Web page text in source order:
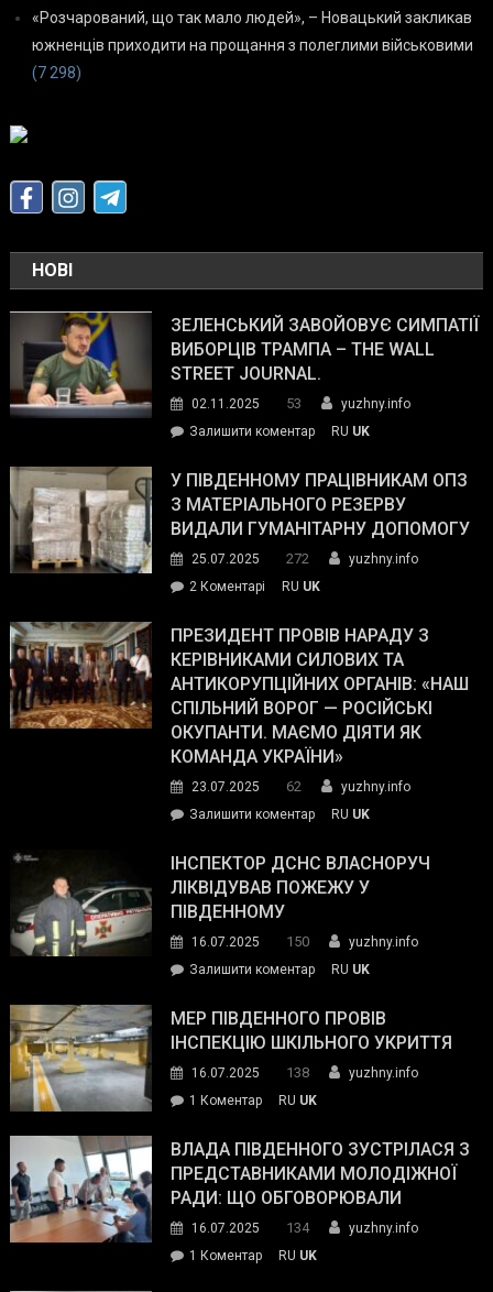
«Розчарований, що так мало людей», – Новацький закликав
южненців приходити на прощання з полеглими військовими
(7 298)
НОВІ
ЗЕЛЕНСЬКИЙ ЗАВОЙОВУЄ СИМПАТІЇ
ВИБОРЦІВ ТРАМПА – THE WALL
STREET JOURNAL.
02.11.2025 53
yuzhny.info
Залишити коментарon
завойовує
симпатії
виборців
The
Street
Journal.
RU UK
У ПІВДЕННОМУ ПРАЦІВНИКАМ ОПЗ
З МАТЕРІАЛЬНОГО РЕЗЕРВУ
ВИДАЛИ ГУМАНІТАРНУ ДОПОМОГУ
25.07.2025 272
yuzhny.info
2 Коментарі
Південному
працівникам
ОПЗ
з
матеріального
резерву
гуманітарну
допомогу
RU UK
ПРЕЗИДЕНТ ПРОВІВ НАРАДУ З
КЕРІВНИКАМИ СИЛОВИХ ТА
АНТИКОРУПЦІЙНИХ ОРГАНІВ: «НАШ
СПІЛЬНИЙ ВОРОГ — РОСІЙСЬКІ
ОКУПАНТИ. МАЄМО ДІЯТИ ЯК
КОМАНДА УКРАЇНИ»
23.07.2025 62
yuzhny.info
Залишити коментарon
провів
нараду
силових
та
органів:
«Наш
спільний
окупанти.
Маємо
діяти
команда
RU UK
ІНСПЕКТОР ДСНС ВЛАСНОРУЧ
ЛІКВІДУВАВ ПОЖЕЖУ У
ПІВДЕННОМУ
16.07.2025 150
yuzhny.info
Залишити коментарon
ДСНС
власноруч
пожежу
у
RU UK
МЕР ПІВДЕННОГО ПРОВІВ
ІНСПЕКЦІЮ ШКІЛЬНОГО УКРИТТЯ
16.07.2025 138
yuzhny.info
1 Коментардо
Південного
провів
інспекцію
RU UK
ВЛАДА ПІВДЕННОГО ЗУСТРІЛАСЯ З
ПРЕДСТАВНИКАМИ МОЛОДІЖНОЇ
РАДИ: ЩО ОБГОВОРЮВАЛИ
16.07.2025 134
yuzhny.info
1 Коментардо
RU UK